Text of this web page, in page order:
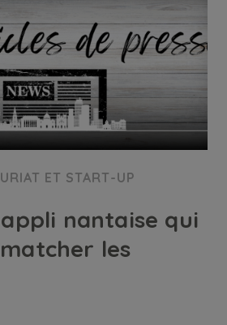
ET START-UP
nantaise qui
les